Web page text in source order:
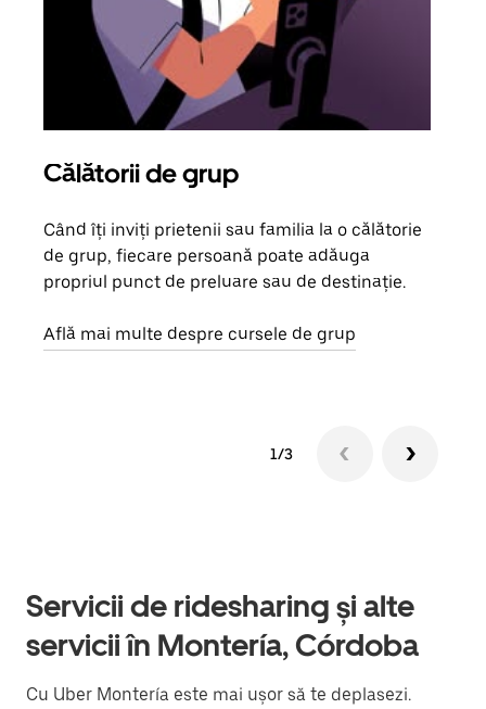
Călătorii de grup
Când îți inviți prietenii sau familia la o călătorie
de grup, fiecare persoană poate adăuga
propriul punct de preluare sau de destinație.
Află mai multe despre cursele de grup
1/3
Servicii de ridesharing și alte
servicii în Montería, Córdoba
Cu Uber Montería este mai ușor să te deplasezi.